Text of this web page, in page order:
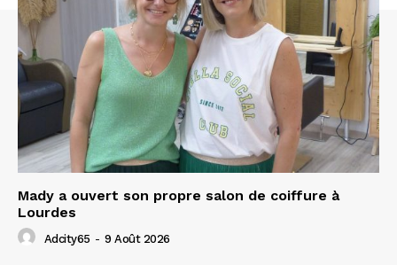
Mady a ouvert son propre salon de coiffure à
Lourdes
Adcity65 - 9 Août 2026